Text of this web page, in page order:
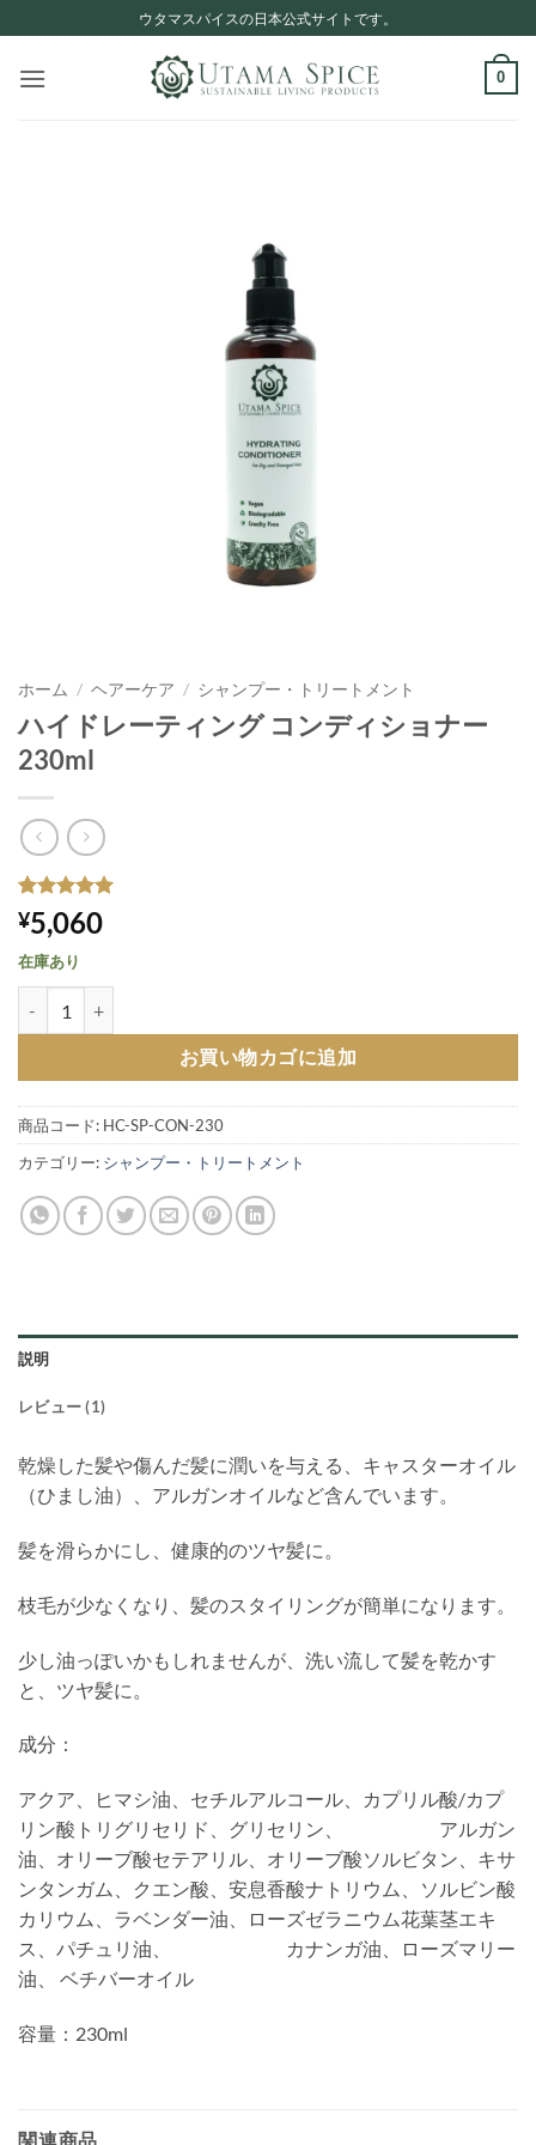
to
content
ウタマスパイスの日本公式サイトです。
0
ホーム / ヘアーケア / シャンプー・トリートメント
ハイドレーティング コンディショナー
230ml
1
件の利用者
評価に基づ
く5段階評
価のうち、
5点
¥5,060
在庫あり
お買い物カゴに追加
商品コード: HC-SP-CON-230
カテゴリー: シャンプー・トリートメント
説明
レビュー (1)
乾燥した髪や傷んだ髪に潤いを与える、キャスターオイル
（ひまし油）、アルガンオイルなど含んでいます。
髪を滑らかにし、健康的のツヤ髪に。
枝毛が少なくなり、髪のスタイリングが簡単になります。
少し油っぽいかもしれませんが、洗い流して髪を乾かす
と、ツヤ髪に。
成分：
アクア、ヒマシ油、セチルアルコール、カプリル酸/カプ
リン酸トリグリセリド、グリセリン、 アルガン
油、オリーブ酸セテアリル、オリーブ酸ソルビタン、キサ
ンタンガム、クエン酸、安息香酸ナトリウム、ソルビン酸
カリウム、ラベンダー油、ローズゼラニウム花葉茎エキ
ス、パチュリ油、 カナンガ油、ローズマリー
油、 ベチバーオイル
容量：230ml
関連商品